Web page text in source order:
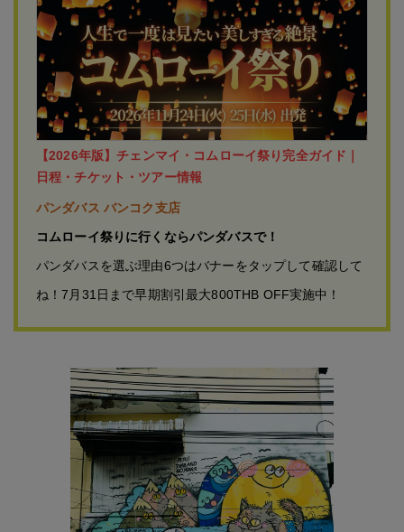
【2026年版】チェンマイ・コムローイ祭り完全ガイド｜
日程・チケット・ツアー情報
パンダバス バンコク支店
コムローイ祭りに行くならパンダバスで！
パンダバスを選ぶ理由6つはバナーをタップして確認して
ね！7月31日まで早期割引最大800THB OFF実施中！